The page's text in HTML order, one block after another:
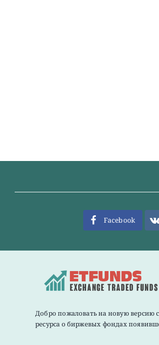
Facebook
Добро пожаловать на новую версию
ресурса о биржевых фондах